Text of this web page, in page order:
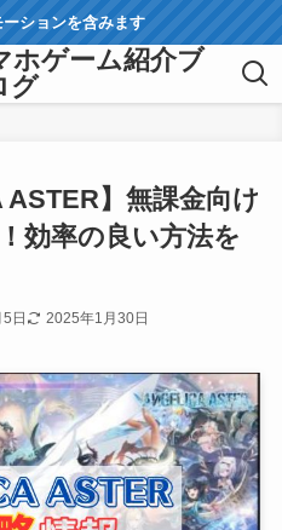
ションを含みます
ホゲーム紹介ブ
グ
ASTER】無課金向け
効率の良い方法を
日 2025年1月30日